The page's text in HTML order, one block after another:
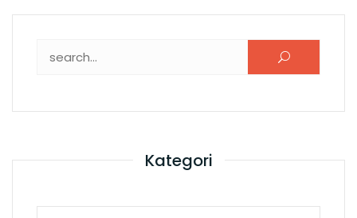
Kategori